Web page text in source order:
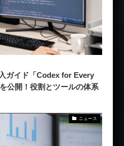
ガイド「Codex for Every
公開！役割とツールの体系
ニュース